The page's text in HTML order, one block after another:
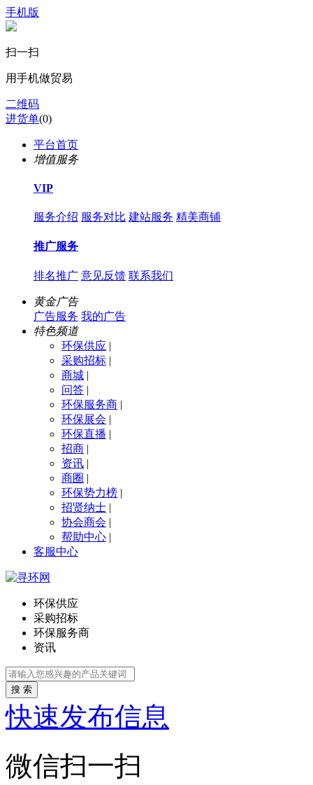
手机版
扫一扫
用手机做贸易
二维码
进货单(0)
平台首页
增值服务
VIP
服务介绍 服务对比 建站服务 精美商铺
推广服务
排名推广 意见反馈 联系我们
黄金广告
广告服务 我的广告
特色频道
环保供应 |
采购招标 |
商城 |
问答 |
环保服务商 |
环保展会 |
环保直播 |
招商 |
资讯 |
商圈 |
环保势力榜 |
招贤纳士 |
协会商会 |
帮助中心 |
客服中心
环保供应
采购招标
环保服务商
资讯
搜 索
快速发布信息
微信扫一扫